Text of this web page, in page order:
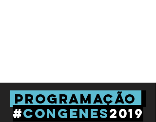
programação
#CONGENES2019